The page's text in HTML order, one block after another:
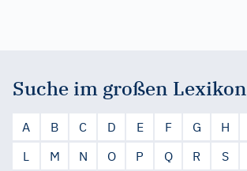
Suche im großen Lexikon
A B C D E F G H
L
M N O P Q R S